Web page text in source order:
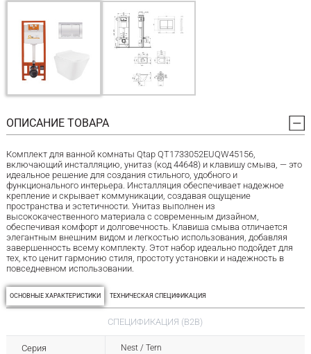
ОПИСАНИЕ ТОВАРА
Комплект для ванной комнаты Qtap QT1733052EUQW45156,
включающий инсталляцию, унитаз (код 44648) и клавишу смыва, — это
идеальное решение для создания стильного, удобного и
функционального интерьера. Инсталляция обеспечивает надежное
крепление и скрывает коммуникации, создавая ощущение
пространства и эстетичности. Унитаз выполнен из
высококачественного материала с современным дизайном,
обеспечивая комфорт и долговечность. Клавиша смыва отличается
элегантным внешним видом и легкостью использования, добавляя
завершенность всему комплекту. Этот набор идеально подойдет для
тех, кто ценит гармонию стиля, простоту установки и надежность в
повседневном использовании.
ОСНОВНЫЕ ХАРАКТЕРИСТИКИ ТЕХНИЧЕСКАЯ СПЕЦИФИКАЦИЯ
СПЕЦИФИКАЦИЯ (B2B)
Серия Nest / Tern